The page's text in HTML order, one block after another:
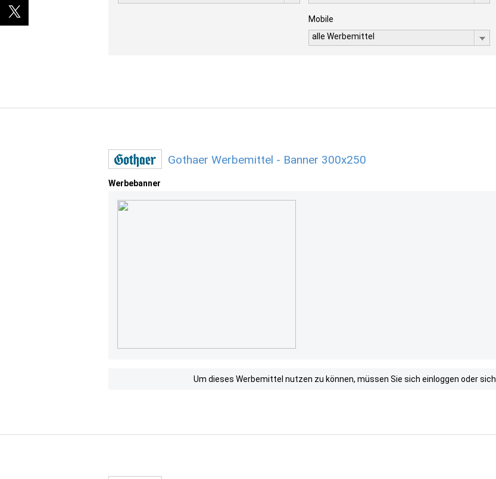
Mobile
alle Werbemittel
Gothaer Werbemittel - Banner 300x250
Werbebanner
Um dieses Werbemittel nutzen zu können, müssen Sie sich einloggen oder sich